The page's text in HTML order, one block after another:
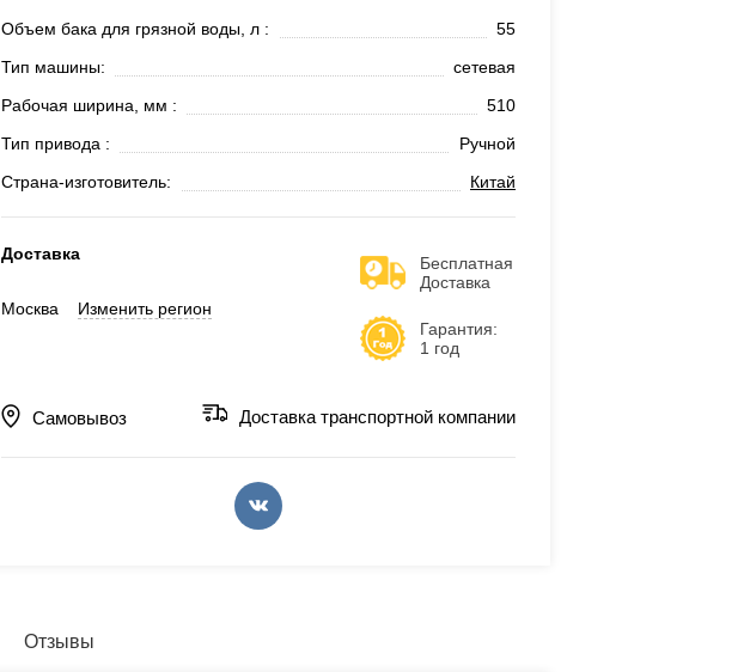
Объем бака для грязной воды, л :
55
Тип машины:
сетевая
Рабочая ширина, мм :
510
Тип привода :
Ручной
Страна-изготовитель:
Китай
Доставка
Москва Изменить регион
Бесплатная
Доставка
Гарантия:
1 год
Самовывоз Доставка транспортной компании
Отзывы